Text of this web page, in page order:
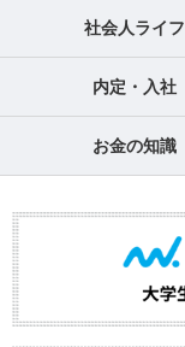
社会人ライフ
内定・入社
お金の知識